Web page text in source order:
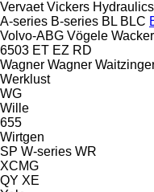
Vervaet Vickers Hydraulics
A-series B-series BL BLC
Volvo-ABG Vögele
6503 ET EZ RD
Wagner Wagner
Werklust
WG
Wille
655
Wirtgen
SP W-series WR
XCMG
QY XE